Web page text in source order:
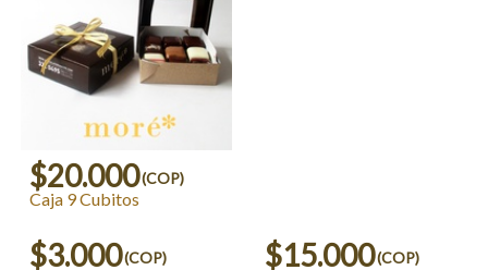
$20.000(COP)
Caja 9 Cubitos
$3.000(COP) $15.000(COP)